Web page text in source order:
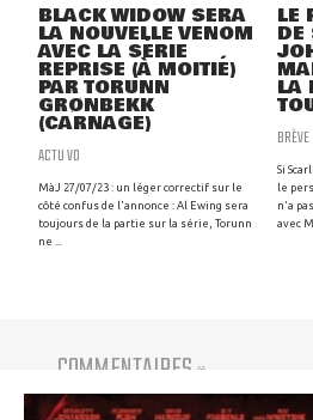
BLACK WIDOW SERA
LA NOUVELLE VENOM
AVEC LA SÉRIE
REPRISE (À MOITIÉ)
PAR TORUNN
GRØNBEKK
(CARNAGE)
ACTU VO
MàJ 27/07/23 : un léger correctif sur le
côté confus de l'annonce : Al Ewing sera
toujours de la partie sur la série, Torunn
ne ...
LE
DE
LA
BRÈVE
Si
le
n'a
avec
COMMENTAIRES (0)
Vous devez être connecté pour